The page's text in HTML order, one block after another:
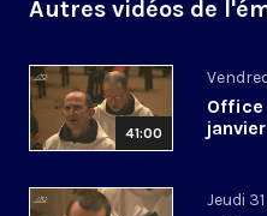
Autres vidéos de
41:00
Office
Jeudi